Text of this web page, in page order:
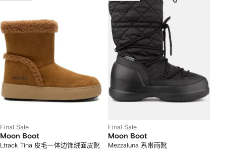
Final Sale
Moon Boot
Ltrack Tina 皮毛一体边饰绒面皮靴
Final Sale
Moon Boot
Mezzaluna 系带雨靴